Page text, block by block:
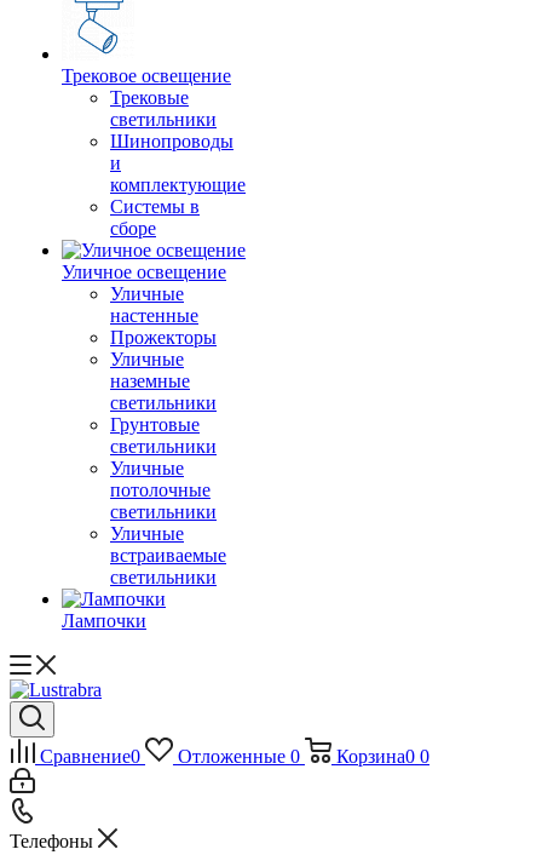
Трековое освещение
Трековые
светильники
Шинопроводы
и
комплектующие
Системы в
сборе
Уличное освещение
Уличные
настенные
Прожекторы
Уличные
наземные
светильники
Грунтовые
светильники
Уличные
потолочные
светильники
Уличные
встраиваемые
светильники
Лампочки
Сравнение0 Отложенные 0 Корзина0 0
Телефоны